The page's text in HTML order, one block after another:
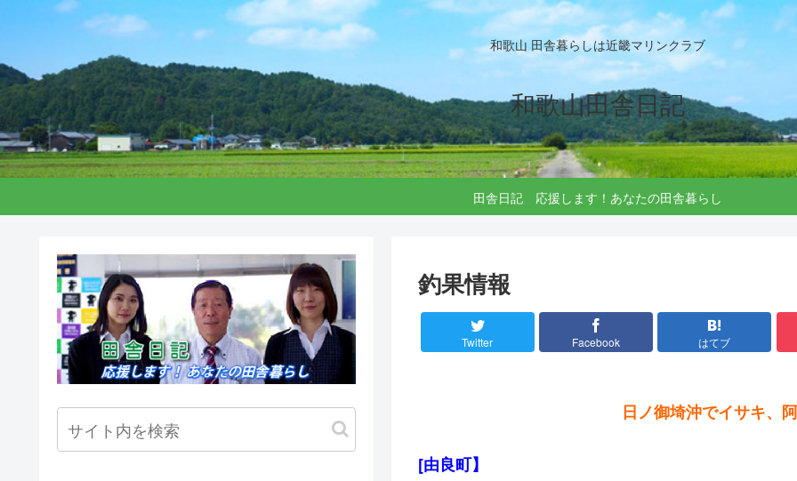
和歌山 田舎暮らしは近畿マリンクラブ
和歌山田舎日記
田舎日記 応援します！あなたの田舎暮らし
釣果情報
Twitter Facebook はてブ
日ノ御埼沖でイサキ、
[由良町】